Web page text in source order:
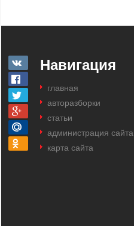
Навигация
главная
авторазборки
статьи
администрация сайта
карта сайта